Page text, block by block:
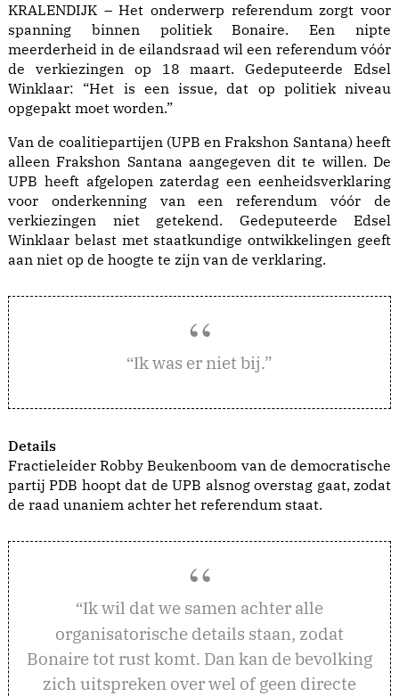
KRALENDIJK – Het onderwerp referendum zorgt voor
spanning binnen politiek Bonaire. Een nipte
meerderheid in de eilandsraad wil een referendum vóór
de verkiezingen op 18 maart. Gedeputeerde Edsel
Winklaar: “Het is een issue, dat op politiek niveau
opgepakt moet worden.”
Van de coalitiepartijen (UPB en Frakshon Santana) heeft
alleen Frakshon Santana aangegeven dit te willen. De
UPB heeft afgelopen zaterdag een eenheidsverklaring
voor onderkenning van een referendum vóór de
verkiezingen niet getekend. Gedeputeerde Edsel
Winklaar belast met staatkundige ontwikkelingen geeft
aan niet op de hoogte te zijn van de verklaring.
“Ik was er niet bij.”
Details
Fractieleider Robby Beukenboom van de democratische
partij PDB hoopt dat de UPB alsnog overstag gaat, zodat
de raad unaniem achter het referendum staat.
“Ik wil dat we samen achter alle
organisatorische details staan, zodat
Bonaire tot rust komt. Dan kan de bevolking
zich uitspreken over wel of geen directe